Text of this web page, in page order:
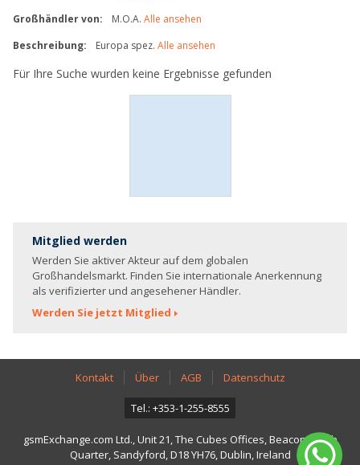
Großhändler von:
M.O.A. Alle ansehen
Beschreibung:
Europa spez. Alle ansehen
Für Ihre Suche wurden keine Ergebnisse gefunden
Mitglied werden
Werden Sie aktiver Akteur auf dem globalen
Großhandelsmarkt. Finden Sie internationale Anerkennung
als verifizierter und angesehener Händler.
Werden Sie jetzt Mitglied
Kontakt Über AGB Datenschutz
Tel.: +353-1-255-8555
gsmExchange.com Ltd., Unit 21, The Cubes Offices, Beacon South
Quarter, Sandyford, D18 YH76, Dublin, Ireland